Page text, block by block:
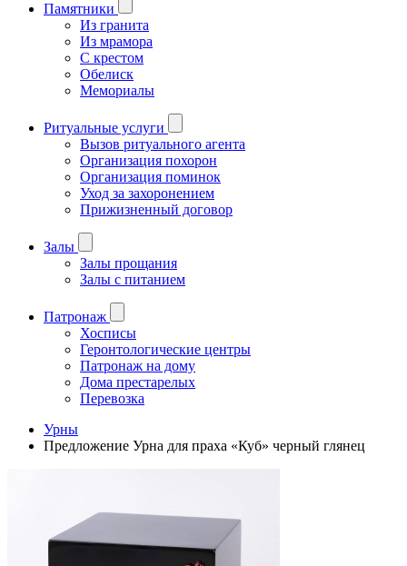
Памятники
Из гранита
Из мрамора
С крестом
Обелиск
Мемориалы
Ритуальные услуги
Вызов ритуального агента
Организация похорон
Организация поминок
Уход за захоронением
Прижизненный договор
Залы
Залы прощания
Залы с питанием
Патронаж
Хосписы
Геронтологические центры
Патронаж на дому
Дома престарелых
Перевозка
Урны
Предложение Урна для праха «Куб» черный глянец